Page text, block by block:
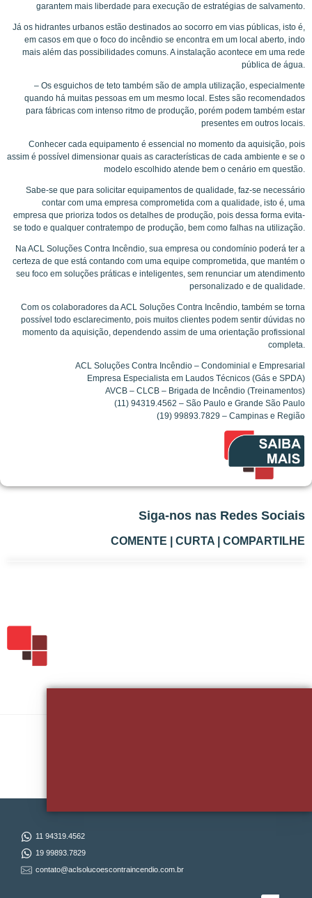
garantem mais liberdade para execução de estratégias de salvamento.
Já os hidrantes urbanos estão destinados ao socorro em vias públicas, isto é,
em casos em que o foco do incêndio se encontra em um local aberto, indo
mais além das possibilidades comuns. A instalação acontece em uma rede
pública de água.
– Os esguichos de teto também são de ampla utilização, especialmente
quando há muitas pessoas em um mesmo local. Estes são recomendados
para fábricas com intenso ritmo de produção, porém podem também estar
presentes em outros locais.
Conhecer cada equipamento é essencial no momento da aquisição, pois
assim é possível dimensionar quais as características de cada ambiente e se o
modelo escolhido atende bem o cenário em questão.
Sabe-se que para solicitar equipamentos de qualidade, faz-se necessário
contar com uma empresa comprometida com a qualidade, isto é, uma
empresa que prioriza todos os detalhes de produção, pois dessa forma evita-
se todo e qualquer contratempo de produção, bem como falhas na utilização.
Na ACL Soluções Contra Incêndio, sua empresa ou condomínio poderá ter a
certeza de que está contando com uma equipe comprometida, que mantém o
seu foco em soluções práticas e inteligentes, sem renunciar um atendimento
personalizado e de qualidade.
Com os colaboradores da ACL Soluções Contra Incêndio, também se torna
possível todo esclarecimento, pois muitos clientes podem sentir dúvidas no
momento da aquisição, dependendo assim de uma orientação profissional
completa.
ACL Soluções Contra Incêndio – Condominial e Empresarial
Empresa Especialista em Laudos Técnicos (Gás e SPDA)
AVCB – CLCB – Brigada de Incêndio (Treinamentos)
(11) 94319.4562 – São Paulo e Grande São Paulo
(19) 99893.7829 – Campinas e Região
Siga-nos nas Redes Sociais
COMENTE | CURTA | COMPARTILHE
11 94319.4562
19 99893.7829
contato@aclsolucoescontraincendio.com.br